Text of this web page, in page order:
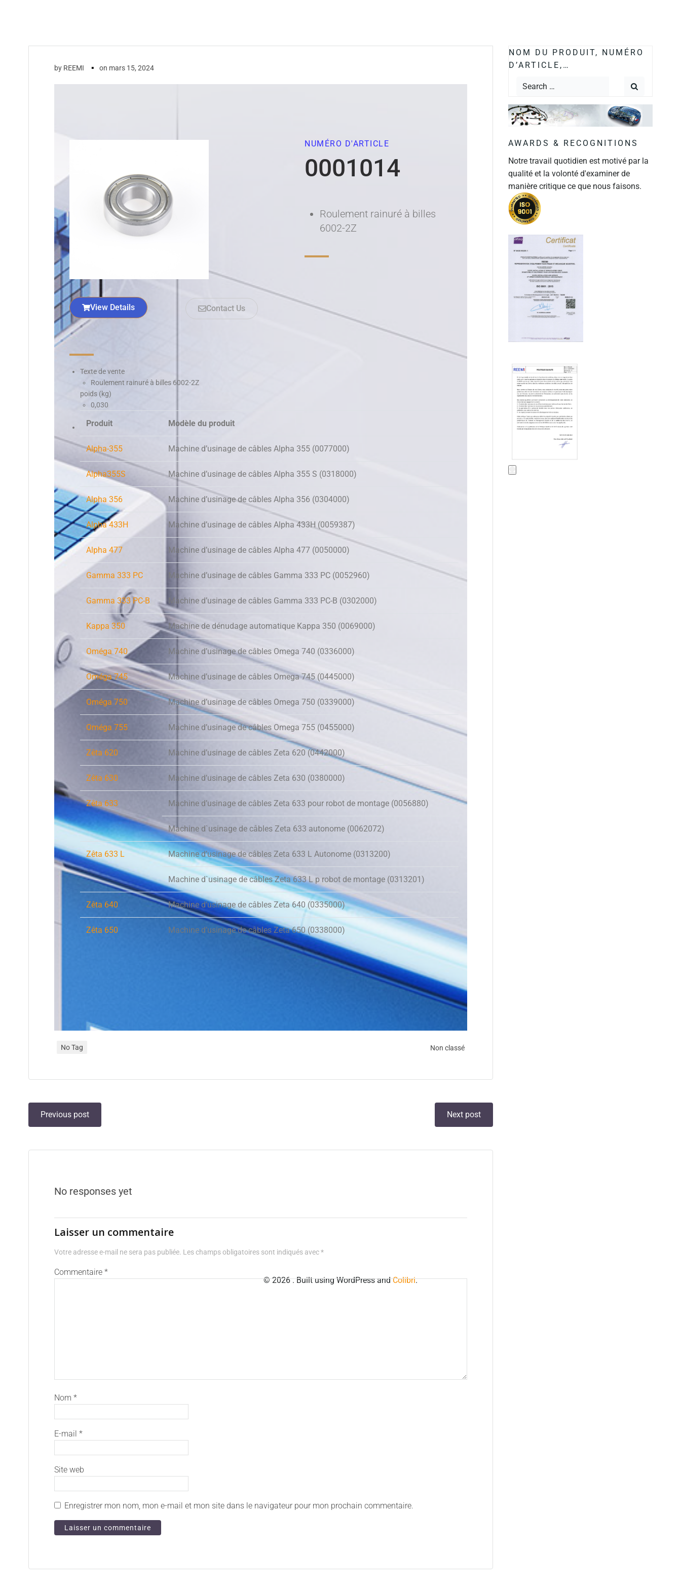
by REEMI ▪ on mars 15, 2024
View Details Contact Us
Texte de vente
Roulement rainuré à billes 6002-2Z
poids (kg)
0,030
Produit Modèle du produit
Alpha-355 Machine d’usinage de câbles Alpha 355 (0077000)
Alpha355S Machine d’usinage de câbles Alpha 355 S (0318000)
Alpha 356 Machine d’usinage de câbles Alpha 356 (0304000)
Alpha 433H Machine d’usinage de câbles Alpha 433H (0059387)
Alpha 477 Machine d’usinage de câbles Alpha 477 (0050000)
Gamma 333 PC Machine d’usinage de câbles Gamma 333 PC (0052960)
Gamma 333 PC-B Machine d’usinage de câbles Gamma 333 PC-B (0302000)
Kappa 350 Machine de dénudage automatique Kappa 350 (0069000)
Oméga 740 Machine d’usinage de câbles Omega 740 (0336000)
Oméga 745 Machine d’usinage de câbles Omega 745 (0445000)
Oméga 750 Machine d’usinage de câbles Omega 750 (0339000)
Oméga 755 Machine d’usinage de câbles Omega 755 (0455000)
Zêta 620 Machine d’usinage de câbles Zeta 620 (0442000)
Zêta 630 Machine d’usinage de câbles Zeta 630 (0380000)
Zêta 633 Machine d’usinage de câbles Zeta 633 pour robot de montage (0056880)
Machine d`usinage de câbles Zeta 633 autonome (0062072)
Zêta 633 L Machine d’usinage de câbles Zeta 633 L Autonome (0313200)
Machine d`usinage de câbles Zeta 633 L p robot de montage (0313201)
Zêta 640 Machine d’usinage de câbles Zeta 640 (0335000)
Zêta 650 Machine d’usinage de câbles Zeta 650 (0338000)
NUMÉRO D'ARTICLE
0001014
Roulement rainuré à billes
6002-2Z
No Tag Non classé
Previous post Next post
No responses yet
Laisser un commentaire
Votre adresse e-mail ne sera pas publiée. Les champs obligatoires sont indiqués avec*
Commentaire *
Nom *
E-mail *
Site web
Enregistrer mon nom, mon e-mail et mon site dans le navigateur pour mon prochain commentaire.
NOM DU PRODUIT, NUMÉRO
D’ARTICLE,…
AWARDS & RECOGNITIONS
Notre travail quotidien est motivé par la
qualité et la volonté d'examiner de
manière critique ce que nous faisons.
© 2026 . Built using WordPress andColibri.